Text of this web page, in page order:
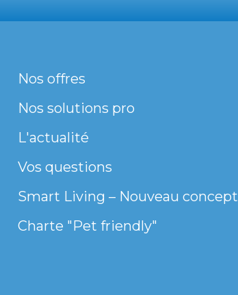
Nos offres
Nos solutions pro
L'actualité
Vos questions
Smart Living – Nouveau concept
Charte "Pet friendly"